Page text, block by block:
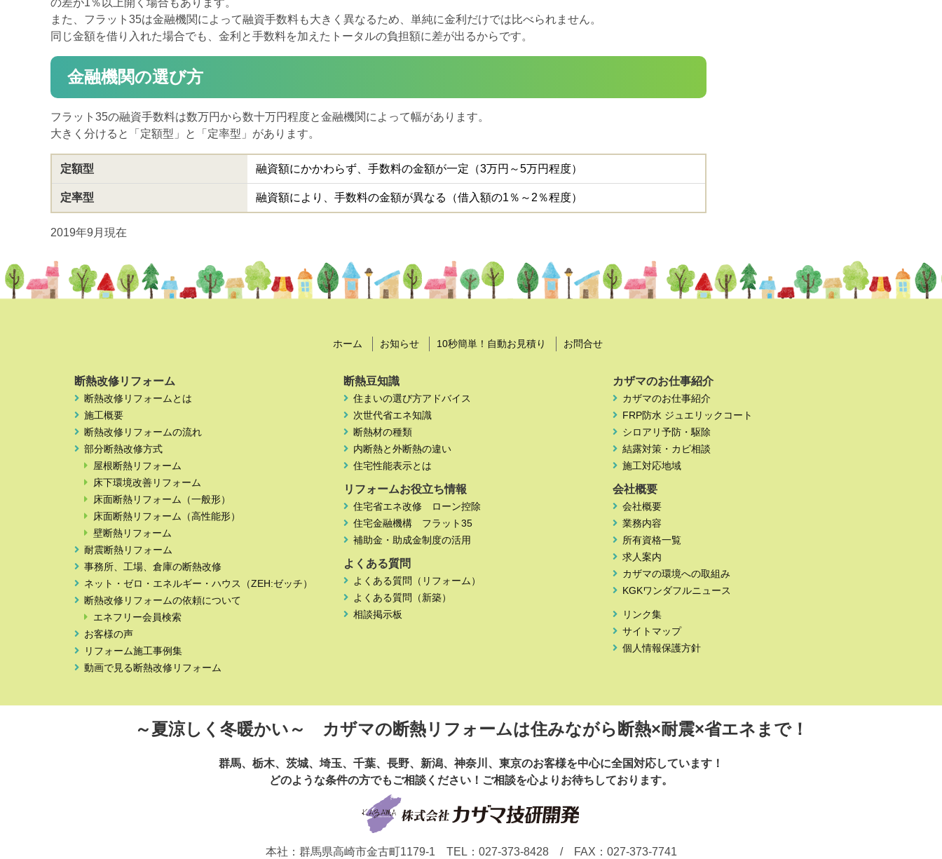
の差が1％以上開く場合もあります。
また、フラット35は金融機関によって融資手数料も大きく異なるため、単純に金利だけでは比べられません。
同じ金額を借り入れた場合でも、金利と手数料を加えたトータルの負担額に差が出るからです。
金融機関の選び方
フラット35の融資手数料は数万円から数十万円程度と金融機関によって幅があります。
大きく分けると「定額型」と「定率型」があります。
定額型 融資額にかかわらず、手数料の金額が一定（3万円～5万円程度）
定率型 融資額により、手数料の金額が異なる（借入額の1％～2％程度）
2019年9月現在
ホーム お知らせ 10秒簡単！自動お見積り お問合せ
断熱改修リフォーム
断熱改修リフォームとは
施工概要
断熱改修リフォームの流れ
部分断熱改修方式
屋根断熱リフォーム
床下環境改善リフォーム
床面断熱リフォーム（一般形）
床面断熱リフォーム（高性能形）
壁断熱リフォーム
耐震断熱リフォーム
事務所、工場、倉庫の断熱改修
ネット・ゼロ・エネルギー・ハウス（ZEH:ゼッチ）
断熱改修リフォームの依頼について
エネフリー会員検索
お客様の声
リフォーム施工事例集
動画で見る断熱改修リフォーム
断熱豆知識
住まいの選び方アドバイス
次世代省エネ知識
断熱材の種類
内断熱と外断熱の違い
住宅性能表示とは
リフォームお役立ち情報
住宅省エネ改修 ローン控除
住宅金融機構 フラット35
補助金・助成金制度の活用
よくある質問
よくある質問（リフォーム）
よくある質問（新築）
相談掲示板
カザマのお仕事紹介
カザマのお仕事紹介
FRP防水 ジュエリックコート
シロアリ予防・駆除
結露対策・カビ相談
施工対応地域
会社概要
会社概要
業務内容
所有資格一覧
求人案内
カザマの環境への取組み
KGKワンダフルニュース
リンク集
サイトマップ
個人情報保護方針
～夏涼しく冬暖かい～ カザマの断熱リフォームは住みながら断熱×耐震×省エネまで！
群馬、栃木、茨城、埼玉、 千葉、長野、新潟、神奈川、東京のお客様を中心に全国対応しています！
どのような条件の方でもご相談ください！ ご相談を心よりお待ちしております。
本社：群馬県高崎市金古町1179-1 TEL： 027-373-8428/ FAX：027-373-7741